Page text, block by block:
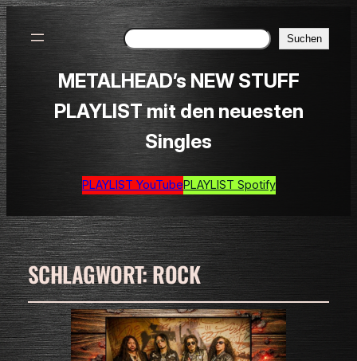
Suchen Suchen
METALHEAD’s NEW STUFF
PLAYLIST mit den neuesten
Singles
PLAYLIST YouTubePLAYLIST Spotify
SCHLAGWORT:ROCK